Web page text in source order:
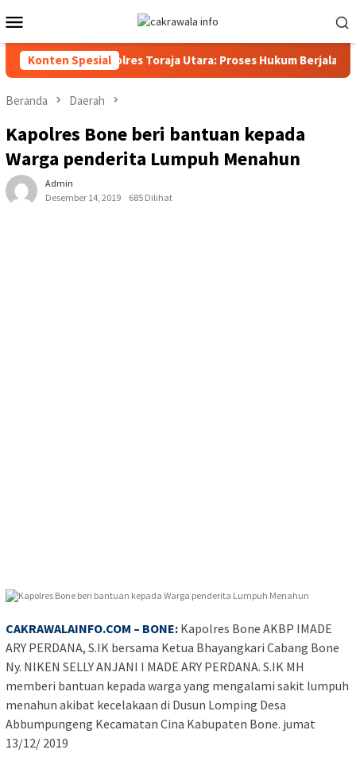
ke
kontenMobile
Konten Spesial
Reskrim Polres Toraja Utara: Proses Hukum Berjalan
Beranda Daerah
Kapolres Bone beri bantuan kepada
Warga penderita Lumpuh Menahun
Admin
Desember 14, 2019
685 Dilihat
CAKRAWALAINFO.COM – BONE: Kapolres Bone AKBP IMADE
ARY PERDANA, S.IK bersama Ketua Bhayangkari Cabang Bone
Ny. NIKEN SELLY ANJANI I MADE ARY PERDANA. S.IK MH
memberi bantuan kepada warga yang mengalami sakit lumpuh
menahun akibat kecelakaan di Dusun Lomping Desa
Abbumpungeng Kecamatan Cina Kabupaten Bone. jumat
13/12/ 2019